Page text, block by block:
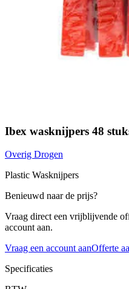
Ibex wasknijpers 48
Overig Drogen
Plastic Wasknijpers
Benieuwd naar de prijs?
Vraag direct een vrijblijvende
account aan.
Vraag een account aanOfferte
Specificaties